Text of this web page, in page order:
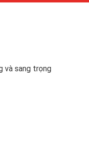
và sang trọng